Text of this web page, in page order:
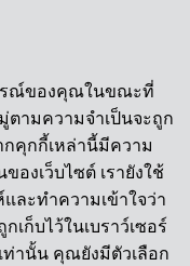
รณ์ของคุณในขณะที่
ามความจำเป็นจะถูก
กคุกกี้เหล่านี้มีความ
องเว็บไซต์ เรายังใช้
ละทำความเข้าใจว่า
เก็บไว้ในเบราว์เซอร์
านั้น คุณยังมีตัวเลือก